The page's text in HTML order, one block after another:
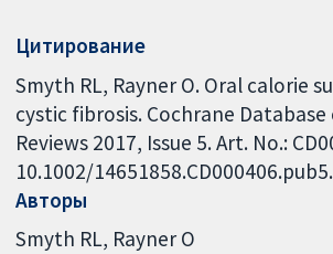
Цитирование
Smyth RL, Rayner O. Oral calorie
cystic fibrosis. Cochrane
Reviews 2017, Issue 5. Art. No.:
10.1002/14651858.CD000406.pub5.
Авторы
Smyth RL Rayner O